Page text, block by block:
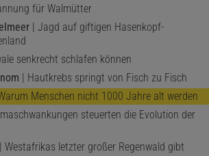
für Walmütter
| Jagd auf giftigen Hasenkopf-
senkrecht schlafen können
| Hautkrebs springt von Fisch zu Fisch
Menschen nicht 1000 Jahre alt werden
steuerten die Evolution der
| Westafrikas letzter großer Regenwald gibt